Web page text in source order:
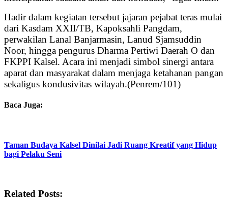
Hadir dalam kegiatan tersebut jajaran pejabat teras mulai
dari Kasdam XXII/TB, Kapoksahli Pangdam,
perwakilan Lanal Banjarmasin, Lanud Sjamsuddin
Noor, hingga pengurus Dharma Pertiwi Daerah O dan
FKPPI Kalsel. Acara ini menjadi simbol sinergi antara
aparat dan masyarakat dalam menjaga ketahanan pangan
sekaligus kondusivitas wilayah.(Penrem/101)
Baca Juga:
Taman Budaya Kalsel Dinilai Jadi Ruang Kreatif yang Hidup
bagi Pelaku Seni
Related Posts: